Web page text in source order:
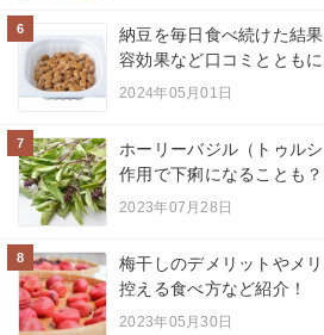
6
納豆を毎日食べ続けた結
容効果など口コミとともに
2024年05月01日
7
ホーリーバジル（トゥル
作用で下痢になることも？
2023年07月28日
8
梅干しのデメリットやメ
控える食べ方など紹介！
2023年05月30日